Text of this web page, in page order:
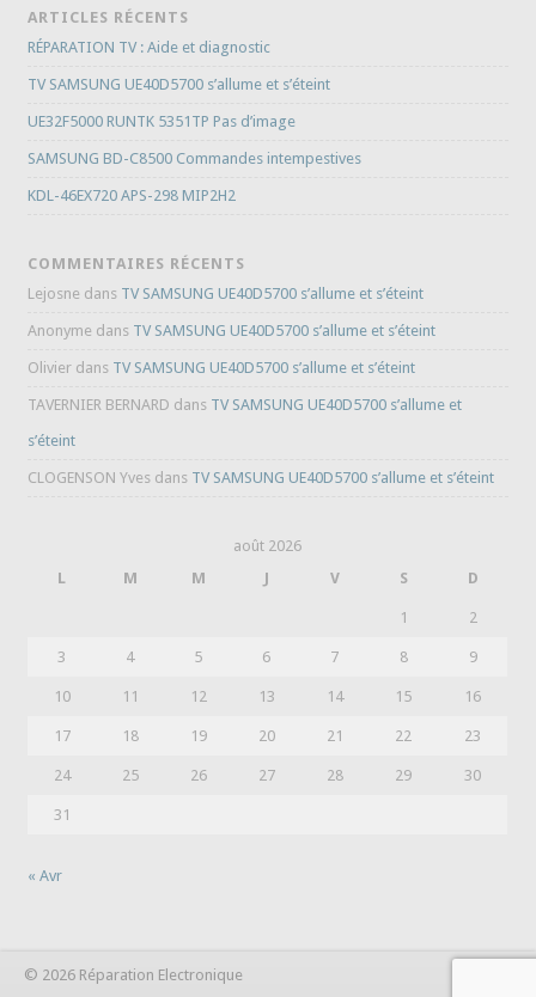
ARTICLES RÉCENTS
RÉPARATION TV : Aide et diagnostic
TV SAMSUNG UE40D5700 s’allume et s’éteint
UE32F5000 RUNTK 5351TP Pas d’image
SAMSUNG BD-C8500 Commandes intempestives
KDL-46EX720 APS-298 MIP2H2
COMMENTAIRES RÉCENTS
Lejosne dans TV SAMSUNG UE40D5700 s’allume et s’éteint
Anonyme dans TV SAMSUNG UE40D5700 s’allume et s’éteint
Olivier dans TV SAMSUNG UE40D5700 s’allume et s’éteint
TAVERNIER BERNARD dans TV SAMSUNG UE40D5700 s’allume et
s’éteint
CLOGENSON Yves dans TV SAMSUNG UE40D5700 s’allume et s’éteint
août 2026
L
M M J V S D
1 2
3 4 5 6 7 8 9
10 11 12 13 14 15 16
17 18 19 20 21 22 23
24 25 26 27 28 29 30
31
« Avr
© 2026 Réparation Electronique